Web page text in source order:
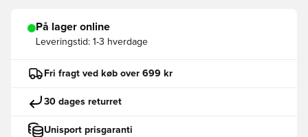
På lager online
Leveringstid: 1-3 hverdage
Fri fragt ved køb over 699 kr
30 dages returret
Unisport prisgaranti